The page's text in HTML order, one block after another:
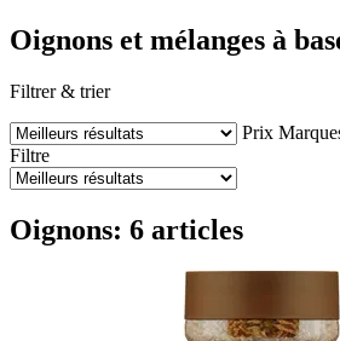
Oignons et mélanges à
Filtrer & trier
Prix
Filtre
Oignons: 6 articles